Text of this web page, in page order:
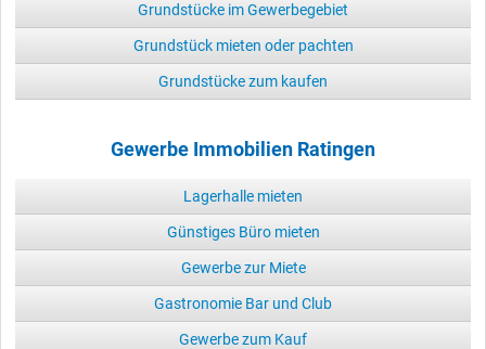
Grundstücke im Gewerbegebiet
Grundstück mieten oder pachten
Grundstücke zum kaufen
Gewerbe Immobilien Ratingen
Lagerhalle mieten
Günstiges Büro mieten
Gewerbe zur Miete
Gastronomie Bar und Club
Gewerbe zum Kauf